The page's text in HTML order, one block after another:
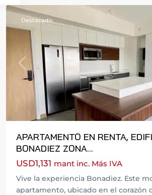
Previous
Destacado
APARTAMENTO EN RENTA,
BONADIEZ ZONA...
USD1,131 mant inc. Más IVA
Vive la experiencia Bonadiez. Este
apartamento, ubicado en el corazón
Zona
10,